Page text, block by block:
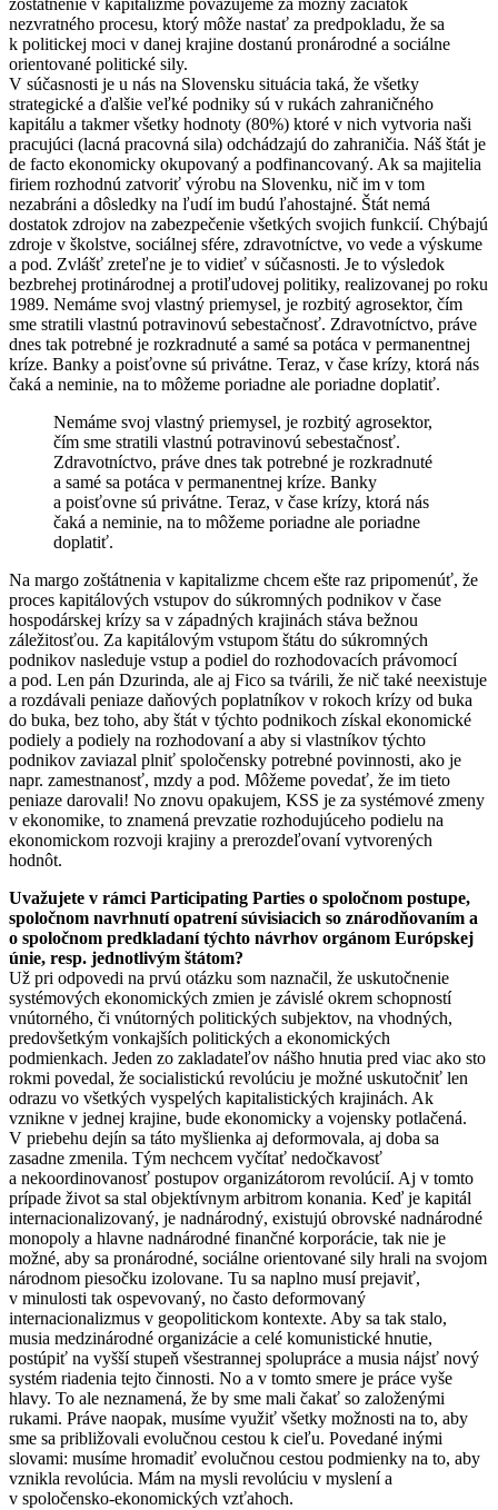
zoštátnenie v kapitalizme považujeme za možný začiatok
nezvratného procesu, ktorý môže nastať za predpokladu, že sa
k politickej moci v danej krajine dostanú pronárodné a sociálne
orientované politické sily.
V súčasnosti je u nás na Slovensku situácia taká, že všetky
strategické a ďalšie veľké podniky sú v rukách zahraničného
kapitálu a takmer všetky hodnoty (80%) ktoré v nich vytvoria naši
pracujúci (lacná pracovná sila) odchádzajú do zahraničia. Náš štát je
de facto ekonomicky okupovaný a podfinancovaný. Ak sa majitelia
firiem rozhodnú zatvoriť výrobu na Slovenku, nič im v tom
nezabráni a dôsledky na ľudí im budú ľahostajné. Štát nemá
dostatok zdrojov na zabezpečenie všetkých svojich funkcií. Chýbajú
zdroje v školstve, sociálnej sfére, zdravotníctve, vo vede a výskume
a pod. Zvlášť zreteľne je to vidieť v súčasnosti. Je to výsledok
bezbrehej protinárodnej a protiľudovej politiky, realizovanej po roku
1989. Nemáme svoj vlastný priemysel, je rozbitý agrosektor, čím
sme stratili vlastnú potravinovú sebestačnosť. Zdravotníctvo, práve
dnes tak potrebné je rozkradnuté a samé sa potáca v permanentnej
kríze. Banky a poisťovne sú privátne. Teraz, v čase krízy, ktorá nás
čaká a neminie, na to môžeme poriadne ale poriadne doplatiť.
Nemáme svoj vlastný priemysel, je rozbitý agrosektor,
čím sme stratili vlastnú potravinovú sebestačnosť.
Zdravotníctvo, práve dnes tak potrebné je rozkradnuté
a samé sa potáca v permanentnej kríze. Banky
a poisťovne sú privátne. Teraz, v čase krízy, ktorá nás
čaká a neminie, na to môžeme poriadne ale poriadne
doplatiť.
Na margo zoštátnenia v kapitalizme chcem ešte raz pripomenúť, že
proces kapitálových vstupov do súkromných podnikov v čase
hospodárskej krízy sa v západných krajinách stáva bežnou
záležitosťou. Za kapitálovým vstupom štátu do súkromných
podnikov nasleduje vstup a podiel do rozhodovacích právomocí
a pod. Len pán Dzurinda, ale aj Fico sa tvárili, že nič také neexistuje
a rozdávali peniaze daňových poplatníkov v rokoch krízy od buka
do buka, bez toho, aby štát v týchto podnikoch získal ekonomické
podiely a podiely na rozhodovaní a aby si vlastníkov týchto
podnikov zaviazal plniť spoločensky potrebné povinnosti, ako je
napr. zamestnanosť, mzdy a pod. Môžeme povedať, že im tieto
peniaze darovali! No znovu opakujem, KSS je za systémové zmeny
v ekonomike, to znamená prevzatie rozhodujúceho podielu na
ekonomickom rozvoji krajiny a prerozdeľovaní vytvorených
hodnôt.
Uvažujete v rámci Participating Parties o spoločnom postupe,
spoločnom navrhnutí opatrení súvisiacich so znárodňovaním a
o spoločnom predkladaní týchto návrhov orgánom Európskej
únie, resp. jednotlivým štátom?
Už pri odpovedi na prvú otázku som naznačil, že uskutočnenie
systémových ekonomických zmien je závislé okrem schopností
vnútorného, či vnútorných politických subjektov, na vhodných,
predovšetkým vonkajších politických a ekonomických
podmienkach. Jeden zo zakladateľov nášho hnutia pred viac ako sto
rokmi povedal, že socialistickú revolúciu je možné uskutočniť len
odrazu vo všetkých vyspelých kapitalistických krajinách. Ak
vznikne v jednej krajine, bude ekonomicky a vojensky potlačená.
V priebehu dejín sa táto myšlienka aj deformovala, aj doba sa
zasadne zmenila. Tým nechcem vyčítať nedočkavosť
a nekoordinovanosť postupov organizátorom revolúcií. Aj v tomto
prípade život sa stal objektívnym arbitrom konania. Keď je kapitál
internacionalizovaný, je nadnárodný, existujú obrovské nadnárodné
monopoly a hlavne nadnárodné finančné korporácie, tak nie je
možné, aby sa pronárodné, sociálne orientované sily hrali na svojom
národnom piesočku izolovane. Tu sa naplno musí prejaviť,
v minulosti tak ospevovaný, no často deformovaný
internacionalizmus v geopolitickom kontexte. Aby sa tak stalo,
musia medzinárodné organizácie a celé komunistické hnutie,
postúpiť na vyšší stupeň všestrannej spolupráce a musia nájsť nový
systém riadenia tejto činnosti. No a v tomto smere je práce vyše
hlavy. To ale neznamená, že by sme mali čakať so založenými
rukami. Práve naopak, musíme využiť všetky možnosti na to, aby
sme sa približovali evolučnou cestou k cieľu. Povedané inými
slovami: musíme hromadiť evolučnou cestou podmienky na to, aby
vznikla revolúcia. Mám na mysli revolúciu v myslení a
v spoločensko-ekonomických vzťahoch.